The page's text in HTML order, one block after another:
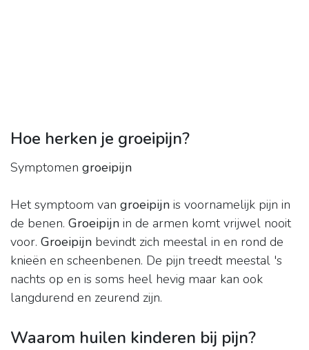
Hoe herken je groeipijn?
Symptomen groeipijn
Het symptoom van groeipijn is voornamelijk pijn in
de benen. Groeipijn in de armen komt vrijwel nooit
voor. Groeipijn bevindt zich meestal in en rond de
knieën en scheenbenen. De pijn treedt meestal 's
nachts op en is soms heel hevig maar kan ook
langdurend en zeurend zijn.
Waarom huilen kinderen bij pijn?